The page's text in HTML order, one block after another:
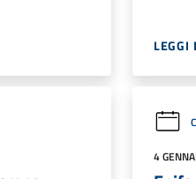
LEGGI
4